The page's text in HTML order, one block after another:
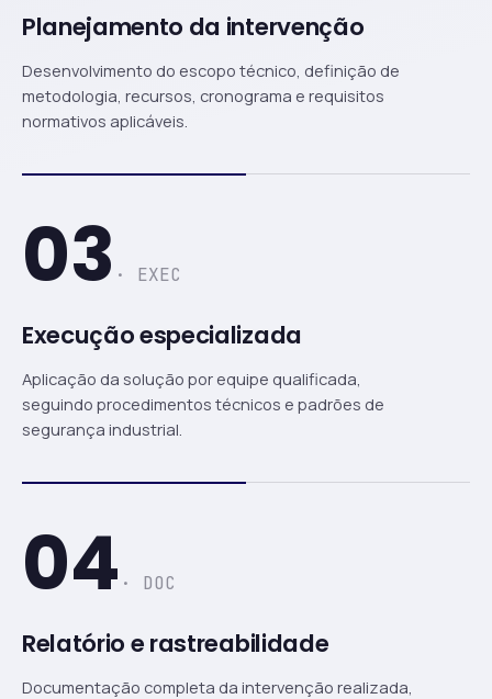
Planejamento da intervenção
Desenvolvimento do escopo técnico, definição de
metodologia, recursos, cronograma e requisitos
normativos aplicáveis.
03 · EXEC
Execução especializada
Aplicação da solução por equipe qualificada,
seguindo procedimentos técnicos e padrões de
segurança industrial.
04 · DOC
Relatório e rastreabilidade
Documentação completa da intervenção realizada,